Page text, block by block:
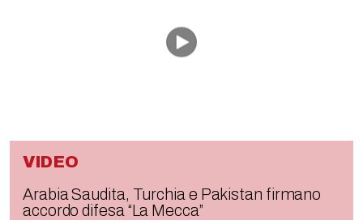
VIDEO
Arabia Saudita, Turchia e Pakistan firmano
accordo difesa “La Mecca”